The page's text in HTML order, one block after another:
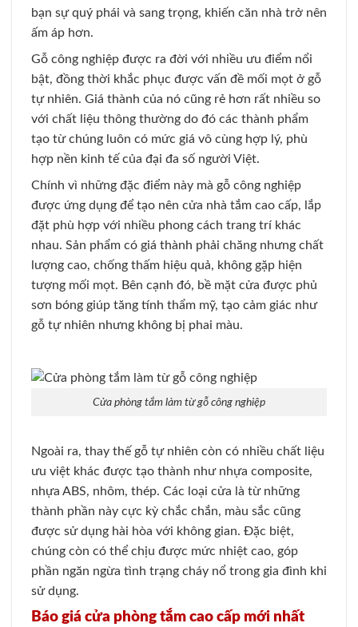
bạn sự quý phái và sang trọng, khiến căn nhà trở nên
ấm áp hơn.
Gỗ công nghiệp được ra đời với nhiều ưu điểm nổi
bật, đồng thời khắc phục được vấn đề mối mọt ở gỗ
tự nhiên. Giá thành của nó cũng rẻ hơn rất nhiều so
với chất liệu thông thường do đó các thành phẩm
tạo từ chúng luôn có mức giá vô cùng hợp lý, phù
hợp nền kinh tế của đại đa số người Việt.
Chính vì những đặc điểm này mà gỗ công nghiệp
được ứng dụng để tạo nên cửa nhà tắm cao cấp, lắp
đặt phù hợp với nhiều phong cách trang trí khác
nhau. Sản phẩm có giá thành phải chăng nhưng chất
lượng cao, chống thấm hiệu quả, không gặp hiện
tượng mối mọt. Bên cạnh đó, bề mặt cửa được phủ
sơn bóng giúp tăng tính thẩm mỹ, tạo cảm giác như
gỗ tự nhiên nhưng không bị phai màu.
Cửa phòng tắm làm từ gỗ công nghiệp
Ngoài ra, thay thế gỗ tự nhiên còn có nhiều chất liệu
ưu việt khác được tạo thành như nhựa composite,
nhựa ABS, nhôm, thép. Các loại cửa là từ những
thành phần này cực kỳ chắc chắn, màu sắc cũng
được sử dụng hài hòa với không gian. Đặc biệt,
chúng còn có thể chịu được mức nhiệt cao, góp
phần ngăn ngừa tình trạng cháy nổ trong gia đình khi
sử dụng.
Báo giá cửa phòng tắm cao cấp mới nhất